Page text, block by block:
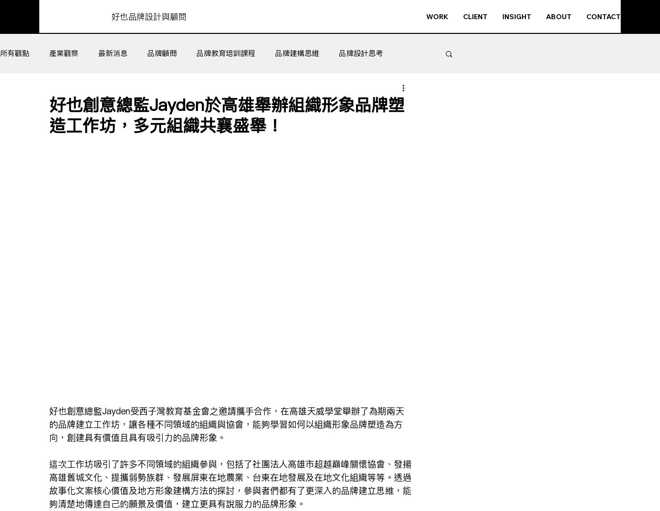
​好也品牌設計與顧問 WORK CLIENT INSIGHT ABOUT CONTACT
所有觀點 產業觀察 最新消息 品牌顧問 品牌教育培訓課程 品牌建構思維 品牌設計思考
好也創意總監Jayden於高雄舉辦組織形象品牌塑
造工作坊，多元組織共襄盛舉！
好也創意總監Jayden受西子灣教育基金會之邀請攜手合作，在高雄天威學堂舉辦了為期兩天
的品牌建立工作坊，讓各種不同領域的組織與協會，能夠學習如何以組織形象品牌塑造為方
向，創建具有價值且具有吸引力的品牌形象。
這次工作坊吸引了許多不同領域的組織參與，包括了社團法人高雄市超越巔峰關懷協會、發揚
高雄舊城文化、提攜弱勢族群、發展屏東在地農業、台東在地發展及在地文化組織等等。透過
故事化文案核心價值及地方形象建構方法的探討，參與者們都有了更深入的品牌建立思維，能
夠清楚地傳達自己的願景及價值，建立更具有說服力的品牌形象。